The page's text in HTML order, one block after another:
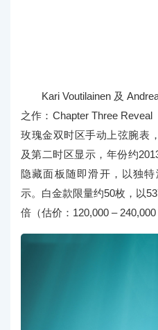
Kari Voutilainen 及
之作：Chapter Three
玫瑰金双时区手动上弦腕表
及第二时区显示，年份约
隐藏面板随即滑开，以独
示。白金款限量约50枚，以
倍（估价：120,000 – 240,000